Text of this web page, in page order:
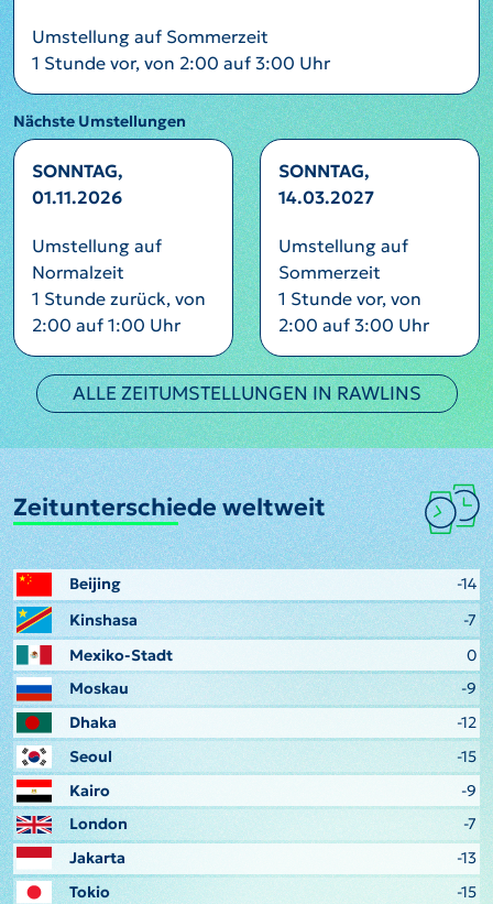
Umstellung auf Sommerzeit
1 Stunde vor, von 2:00 auf 3:00 Uhr
Nächste Umstellungen
SONNTAG,
01.11.2026
Umstellung auf
Normalzeit
1 Stunde zurück, von
2:00 auf 1:00 Uhr
SONNTAG,
14.03.2027
Umstellung auf
Sommerzeit
1 Stunde vor, von
2:00 auf 3:00 Uhr
ALLE ZEITUMSTELLUNGEN IN RAWLINS
Zeitunterschiede weltweit
Beijing
-14
Kinshasa
-7
Mexiko-Stadt
0
Moskau
-9
Dhaka
-12
Seoul
-15
Kairo
-9
London
-7
Jakarta
-13
Tokio
-15